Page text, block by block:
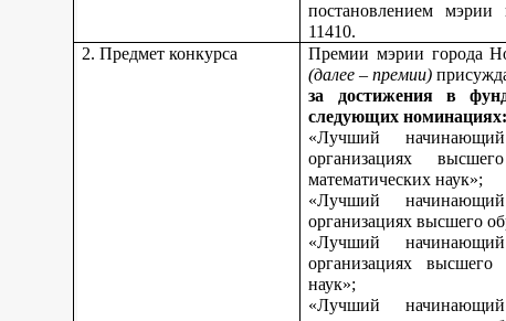
постановлением
11410.
2. Предмет конкурса
Премии мэрии города
(далее – премии)
за достижения в
следующих номинациях:
«Лучший начинающий
организациях
математических наук»;
«Лучший начинающий
организациях высшего
«Лучший начинающий
организациях высшего
наук»;
«Лучший начинающий